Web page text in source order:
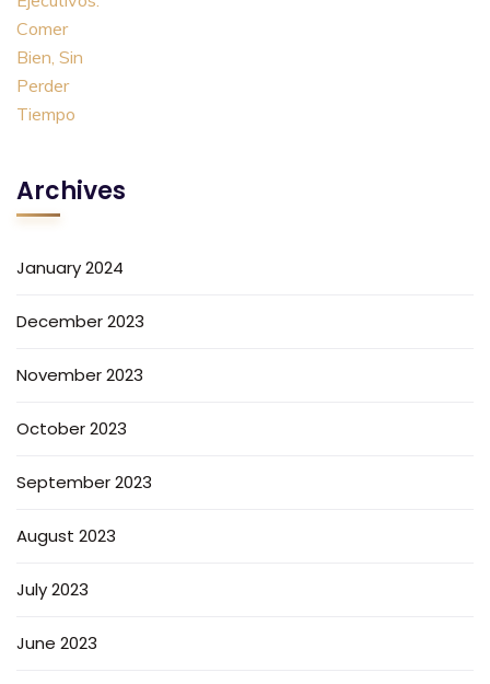
Archives
January 2024
December 2023
November 2023
October 2023
September 2023
August 2023
July 2023
June 2023